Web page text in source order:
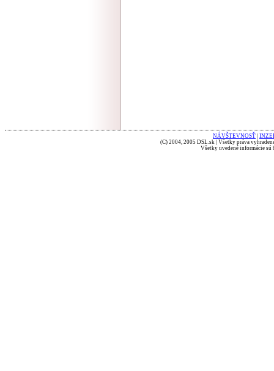
NÁVŠTEVNOSŤ
(C) 2004, 2005 DSL.sk | Všetky práva
Všetky uvedené informácie sú